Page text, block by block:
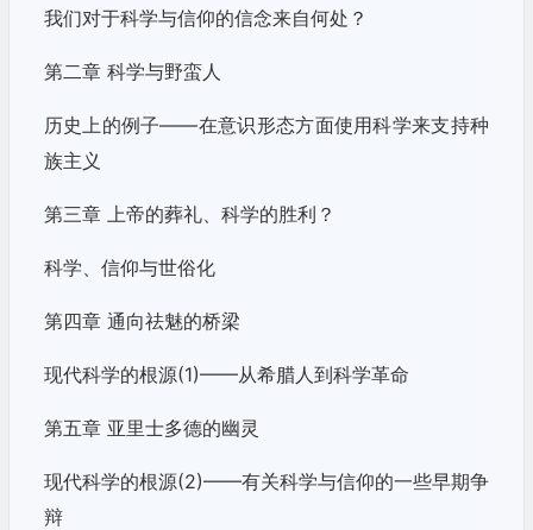
我们对于科学与信仰的信念来自何处？
第二章 科学与野蛮人
历史上的例子——在意识形态方面使用科学来支持种
族主义
第三章 上帝的葬礼、科学的胜利？
科学、信仰与世俗化
第四章 通向祛魅的桥梁
现代科学的根源(1)——从希腊人到科学革命
第五章 亚里士多德的幽灵
现代科学的根源(2)——有关科学与信仰的一些早期争
辩